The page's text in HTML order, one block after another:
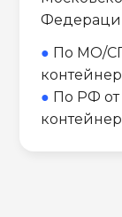
● По МО/
● По РФ от